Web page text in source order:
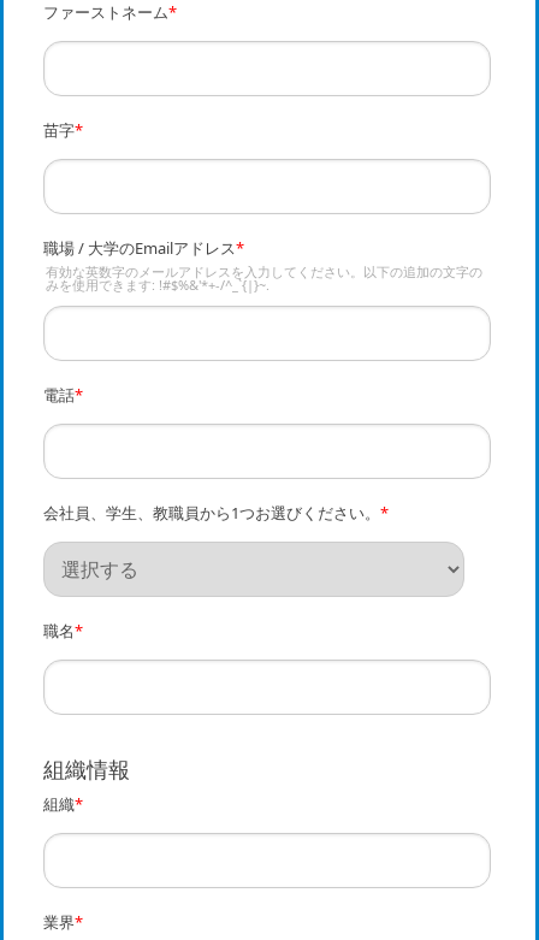
ファーストネーム*
苗字*
職場 / 大学のEmailアドレス*
有効な英数字のメールアドレスを入力してください。以下の追加の文字の
みを使用できます: !#$%&'*+-/^_`{|}~.
電話*
会社員、学生、教職員から1つお選びください。 *
職名*
組織情報
組織*
業界*